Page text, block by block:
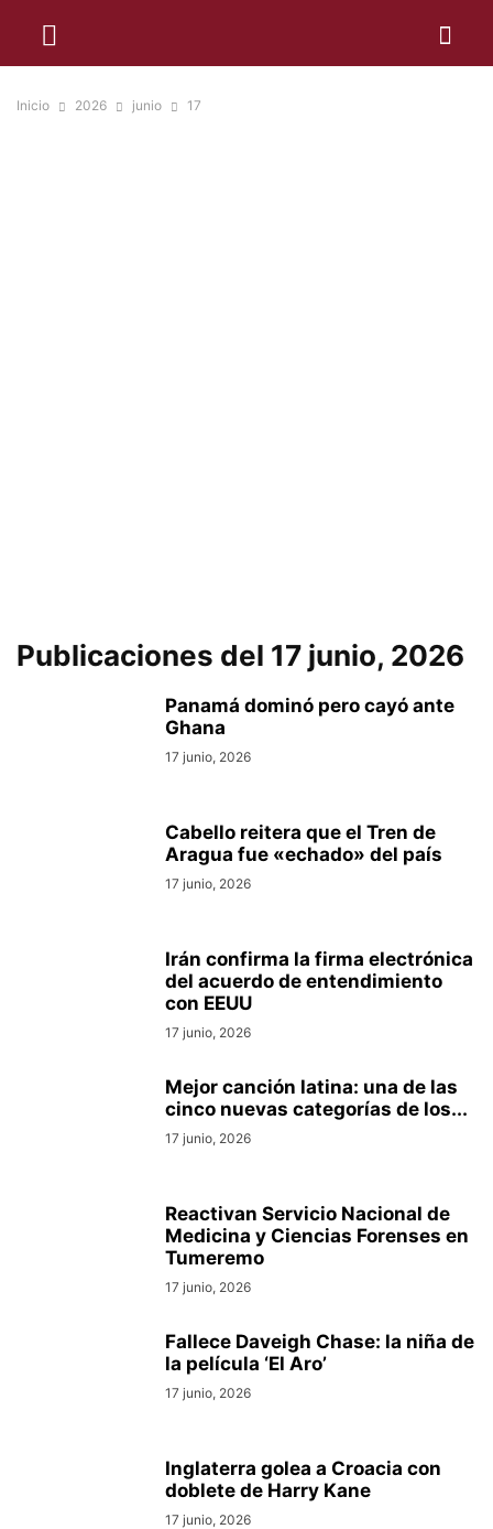
Inicio 2026 junio 17
Publicaciones del 17 junio, 2026
Panamá dominó pero cayó ante
Ghana
17 junio, 2026
Cabello reitera que el Tren de
Aragua fue «echado» del país
17 junio, 2026
Irán confirma la firma electrónica
del acuerdo de entendimiento
con EEUU
17 junio, 2026
Mejor canción latina: una de las
cinco nuevas categorías de los...
17 junio, 2026
Reactivan Servicio Nacional de
Medicina y Ciencias Forenses en
Tumeremo
17 junio, 2026
Fallece Daveigh Chase: la niña de
la película ‘El Aro’
17 junio, 2026
Inglaterra golea a Croacia con
doblete de Harry Kane
17 junio, 2026